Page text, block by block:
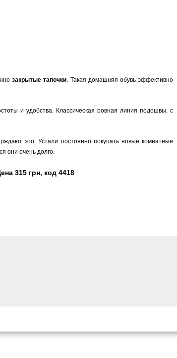
закрытые тапочки. Такая домашняя обувь эффективно
и удобства. Классическая ровная линия подошвы, с
это. Устали постоянно покупать новые комнатные
они очень долго.
315 грн, код 4418